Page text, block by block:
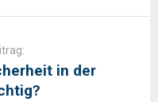
in der